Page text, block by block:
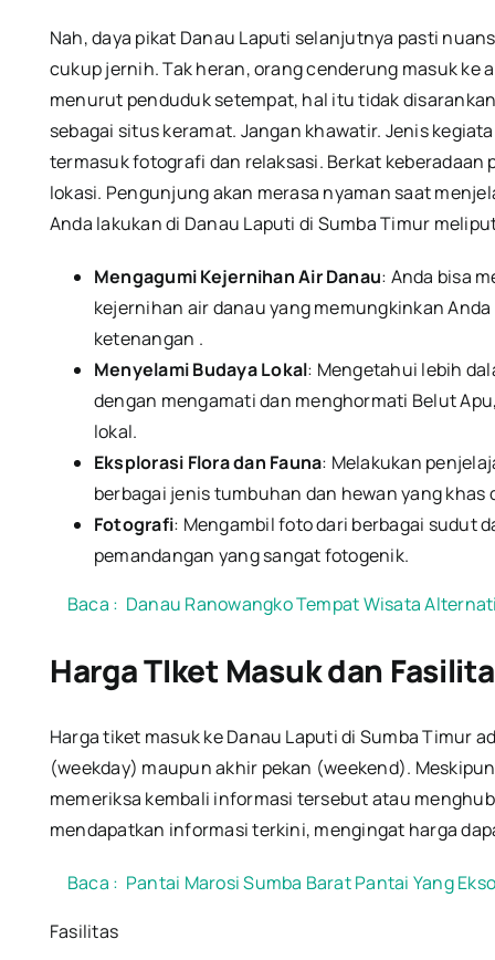
Nah, daya pikat Danau Laputi selanjutnya pasti
cukup jernih.Tak heran, orang cenderung masuk ke
menurut penduduk setempat, hal itu tidak
sebagai situs keramat. Jangan khawatir. Jenis
termasuk fotografi dan relaksasi. Berkat keberadaan
lokasi. Pengunjung akan merasa nyaman saat
Anda lakukan di Danau Laputi di Sumba Timur
Mengagumi Kejernihan Air Danau: Anda bisa
kejernihan air danau yang memungkinkan
ketenangan .
Menyelami Budaya Lokal: Mengetahui lebih
dengan mengamati dan menghormati Belut
lokal.
Eksplorasi Flora dan Fauna: Melakukan
berbagai jenis tumbuhan dan hewan yang khas
Fotografi: Mengambil foto dari berbagai sudut
pemandangan yang sangat fotogenik.
Baca : Danau Ranowangko Tempat Wisata
Harga TIket Masuk dan
Harga tiket masuk ke Danau Laputi di Sumba Timur
(weekday) maupun akhir pekan (weekend).
memeriksa kembali informasi tersebut atau
mendapatkan informasi terkini, mengingat harga
Baca : Pantai Marosi Sumba Barat Pantai Yang
Fasilitas